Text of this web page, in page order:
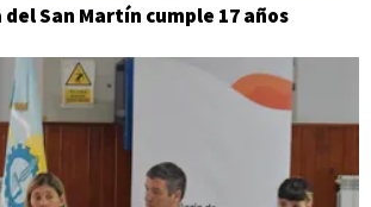
del San Martín cumple 17 años